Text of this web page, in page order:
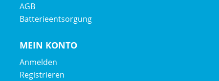
AGB
Batterieentsorgung
MEIN KONTO
Anmelden
Registrieren